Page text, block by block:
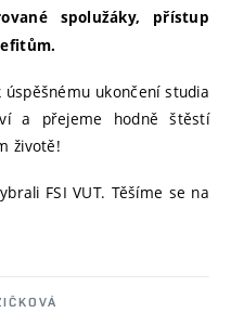
spolužáky, přístup
ukončení studia
a přejeme hodně štěstí
životě!
FSI VUT. Těšíme se na